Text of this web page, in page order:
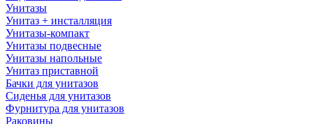
Унитазы
Унитаз + инсталляция
Унитазы-компакт
Унитазы подвесные
Унитазы напольные
Унитаз приставной
Бачки для унитазов
Сиденья для унитазов
Фурнитура для унитазов
Раковины